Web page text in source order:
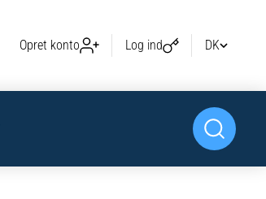
Opret konto Log ind DK